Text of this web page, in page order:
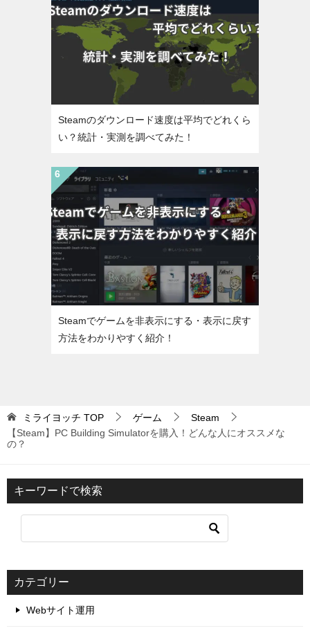
Steamのダウンロード速度は平均でどれくら
い？統計・実測を調べてみた！
Steamでゲームを非表示にする・表示に戻す
方法をわかりやすく紹介！
ミライヨッチ TOP ゲーム
Steam
【Steam】PC Building Simulatorを購入！どんな人にオススメな
の？
キーワードで検索
カテゴリー
Webサイト運用